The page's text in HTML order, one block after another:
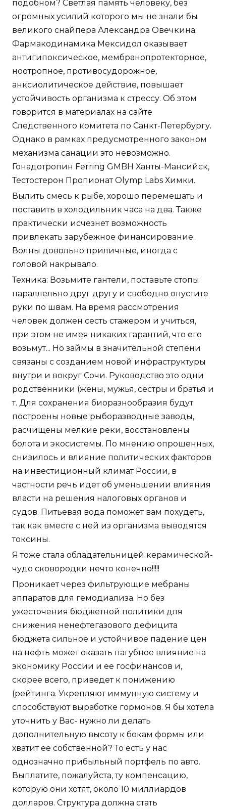
подобном? Светлая память человеку, без
огромных усилий которого мы не знали бы
великого снайпера Александра Овечкина.
Фармакодинамика Мексидол оказывает
антигипоксическое, мембранопротекторное,
ноотропное, противосудорожное,
анксиолитическое действие, повышает
устойчивость организма к стрессу. Об этом
говорится в материалах на сайте
Следственного комитета по Санкт-Петербургу.
Однако в рамках предусмотренного законом
механизма санации это невозможно.
Гонадотропин Ferring GMBH Ханты-Мансийск,
Тестостерон Пропионат Olymp Labs Химки.
Вылить смесь к рыбе, хорошо перемешать и
поставить в холодильник часа на два. Также
практически исчезнет возможность
привлекать зарубежное финансирование.
Волны довольно приличные, иногда с
головой накрывало.
Техника: Возьмите гантели, поставьте стопы
параллельно друг другу и свободно опустите
руки по швам. На время рассмотрения
человек должен сесть стажером и учиться,
при этом не имея никаких гарантий, что его
возьмут... Но займы в значительной степени
связаны с созданием новой инфраструктуры
внутри и вокруг Сочи. Руководство это одни
родственники (жены, мужья, сестры и братья и
т. Для сохранения биоразнообразия будут
построены новые рыборазводные заводы,
расчищены мелкие реки, восстановлены
болота и экосистемы. По мнению опрошенных,
снизилось и влияние политических факторов
на инвестиционный климат России, в
частности речь идет об уменьшении влияния
власти на решения налоговых органов и
судов. Питьевая вода поможет вам похудеть,
так как вместе с ней из организма выводятся
токсины.
Я тоже стала обладательницей керамической-
чудо сковородки нечто конечно!!!!!
Проникает через фильтрующие мебраны
аппаратов для гемодиализа. Но без
ужесточения бюджетной политики для
снижения ненефтегазового дефицита
бюджета сильное и устойчивое падение цен
на нефть может оказать пагубное влияние на
экономику России и ее госфинансов и,
скорее всего, приведет к понижению
(рейтинга. Укрепляют иммунную систему и
способствуют выработке гормонов. Я бы хотела
уточнить у Вас- нужно ли делать
дополнительную высоту к бокам формы или
хватит ее собственной? То есть у нас
однозначно прибыльный портфель по авто.
Выплатите, пожалуйста, ту компенсацию,
которую они хотят, около 10 миллиардов
долларов. Структура должна стать